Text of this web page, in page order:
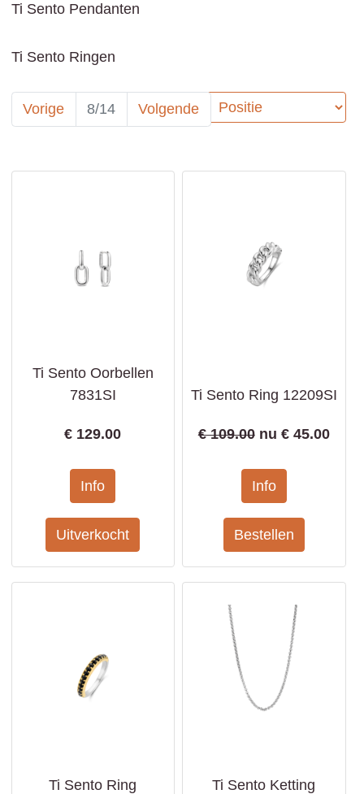
Ti Sento Pendanten
Ti Sento Ringen
Sorteer op:
Vorige 8/14 Volgende
Ti Sento Oorbellen
7831SI
€ 129.00
Ti Sento Ring 12209SI
€ 109.00nu € 45.00
Ti Sento Ring
Ti Sento Ketting